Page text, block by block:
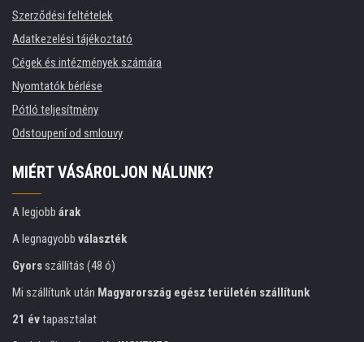
Szerződési feltételek
Adatkezelési tájékoztató
Cégek és intézmények számára
Nyomtatók bérlése
Pótló teljesítmény
Odstoupení od smlouvy
MIÉRT VÁSÁROLJON NÁLUNK?
A legjobb árak
A legnagyobb választék
Gyorsszállítás (48 ó)
Mi szállítunk után Magyarország egész területén szállítunk
21 évtapasztalat